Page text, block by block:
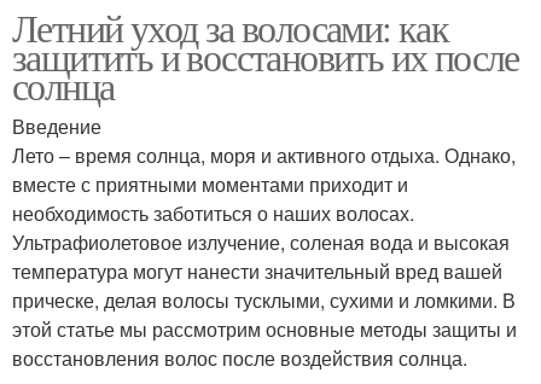
Летний уход за волосами: как
защитить и восстановить их после
солнца
Введение
Лето – время солнца, моря и активного отдыха. Однако,
вместе с приятными моментами приходит и
необходимость заботиться о наших волосах.
Ультрафиолетовое излучение, соленая вода и высокая
температура могут нанести значительный вред вашей
прическе, делая волосы тусклыми, сухими и ломкими. В
этой статье мы рассмотрим основные методы защиты и
восстановления волос после воздействия солнца.